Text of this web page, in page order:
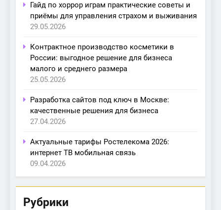
Гайд по хоррор играм практические советы и
приёмы для управления страхом и выживания
29.05.2026
Контрактное производство косметики в
России: выгодное решение для бизнеса
малого и среднего размера
25.05.2026
Разработка сайтов под ключ в Москве:
качественные решения для бизнеса
27.04.2026
Актуальные тарифы Ростелекома 2026:
интернет ТВ мобильная связь
09.04.2026
Рубрики